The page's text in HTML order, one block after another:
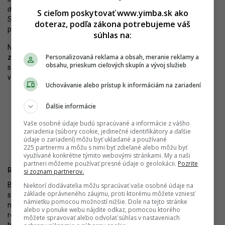
dopravy,“
naznačuje M. Vallo. Odporúčané tak bude využívanie
Slovanskej. Nejde však o definitívne riešenie, optimálne sa
pripravuje.
Najbližšie obdobie bude venované zhodnoteniu zrealizovaných
zásahov aj selekcii ďalších škôl pre spoluprácu. Rozsah zásahov
sa má líšiť, niekde podľa primátora bude stačiť len doplnenie
vyvýšeného priechodu alebo reorganizácia parkovania.
Vyvýšené priechody sa stanú omnoho bežnejšou súčasťou okolia
škôl. Autor: Nino Belovič / YIM.BA
Rozvoj verejného priestoru stojí na peniazoch
Bratislava má okrem Mesta pre deti ďalšie plány v oblasti
skvalitňovania verejných priestorov. Situáciu však komplikuje
nedostatok finančných zdrojov. Preto nemožno realizovať
rozsiahlejšie projekty dláždenia chodníkov novou kamennou či
S cieľom poskytovať www.yimba.sk ako
doteraz, podľa zákona potrebujeme váš
súhlas na:
Personalizovaná reklama a obsah, meranie reklamy a
obsahu, prieskum cieľových skupín a vývoj služieb
Uchovávanie alebo prístup k informáciám na zariadení
Ďalšie informácie
Vaše osobné údaje budú spracúvané a informácie z vášho
zariadenia (súbory cookie, jedinečné identifikátory a ďalšie
údaje o zariadení) môžu byť ukladané a používané
225 partnermi a môžu s nimi byť zdieľané alebo môžu byť
využívané konkrétne týmito webovými stránkami. My a naši
partneri môžeme používať presné údaje o geolokácii. Pozrite
si zoznam partnerov.
Niektorí dodávatelia môžu spracúvať vaše osobné údaje na
základe oprávneného záujmu, proti ktorému môžete vzniesť
námietku pomocou možností nižšie. Dole na tejto stránke
alebo v ponuke webu nájdite odkaz, pomocou ktorého
môžete spravovať alebo odvolať súhlas v nastaveniach